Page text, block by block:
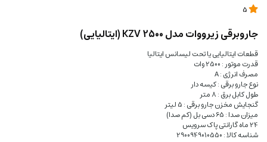
جاروبرقی زیرووات مدل KZV 2500 (ایتالیایی)
قطعات ایتالیایی یا تحت لیسانس ایتالیا
قدرت موتور : 2500 وات
مصرف انرژی : A
نوع جارو برقی : کیسه دار
طول کابل برق : 8 متر
گنجایش مخزن جارو برقی : 5 لیتر
میزان صدا : 65 دسی بل (کم صدا)
24 ماه گارانتی پاک سرویس
شناسه کالا : 2900949010550